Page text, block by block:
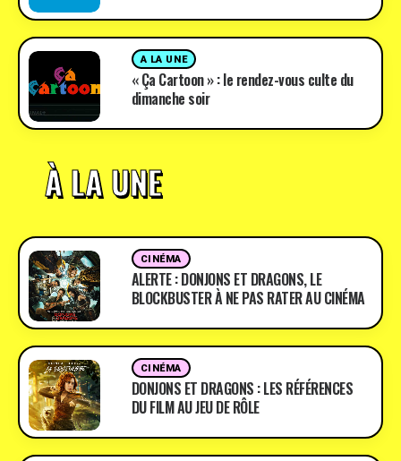
A LA UNE
« Ça Cartoon » : le rendez-vous culte du
dimanche soir
À LA UNE
CINÉMA
ALERTE : DONJONS ET DRAGONS, LE
BLOCKBUSTER À NE PAS RATER AU CINÉMA
CINÉMA
DONJONS ET DRAGONS : LES RÉFÉRENCES
DU FILM AU JEU DE RÔLE